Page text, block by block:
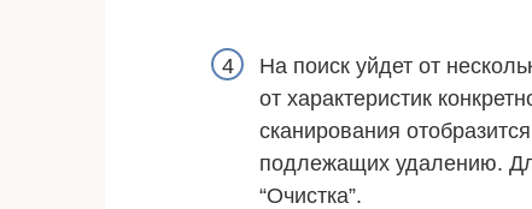
На поиск уйдет от
от характеристик
сканирования
подлежащих удалению.
“Очистка”.